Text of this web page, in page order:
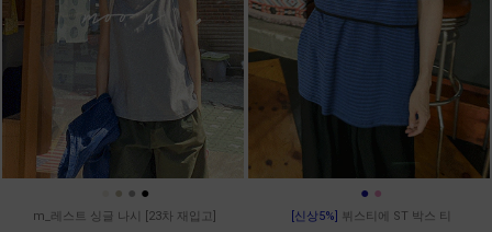
● ● ●
m_레스트 싱글 나시 [23차 재입고]
● ●
[신상5%] 뷔스티에 ST 박스 티